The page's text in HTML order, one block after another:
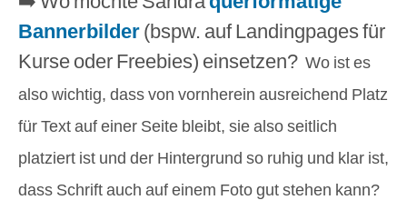
Bannerbilder(bspw. auf Landingpages für
Kurse oder Freebies) einsetzen? Wo ist es
also wichtig, dassvon vornherein ausreichend Platz
für Text auf einer Seite bleibt, sie also seitlich
platziert ist und der Hintergrund so ruhig und klar ist,
dass Schrift auch auf einem Foto gut stehen kann?